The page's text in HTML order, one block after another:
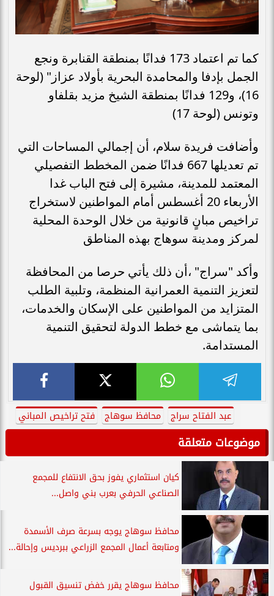
كما تم اعتماد 173 فدانًا بمنطقة القنابرة ونجع
الجمل بإدفا والمحامدة البحرية بأولاد عزاز" (لوحة
16)، و129 فدانًا بمنطقة الشيخ مزيد بقلفاو
وتونس (لوحة 17)
وأضافت فريدة سلام، أن إجمالي المساحات التي
تم تعديلها 667 فدانًا ضمن المخطط التفصيلي
المعتمد للمدينة، مشيرة إلى فتح الباب غدا
الأربعاء 20 أغسطس أمام المواطنين لاستخراج
تراخيص مبانٍ قانونية من خلال الوحدة المحلية
لمركز ومدينة سوهاج بهذه المناطق
وأكد "سراج" ،أن ذلك يأتي حرصا من المحافظة
لتعزيز التنمية العمرانية المنظمة، وتلبية الطلب
المتزايد من المواطنين على الإسكان والخدمات،
بما يتماشى مع خطط الدولة لتحقيق التنمية
المستدامة.
عبد الفتاح سراج محافظ سوهاج فتح تراخيص المباني
موضوعات متعلقة
كيان استثماري يفوز بحق الانتفاع للمجمع
الصناعي الحرفي بعرب بني واصل...
محافظ سوهاج يوجه بسرعة صرف الأسمدة
ومتابعة أعمال المجمع الزراعي ببرديس وإحالة...
محافظ سوهاج يقرر خفض تنسيق القبول